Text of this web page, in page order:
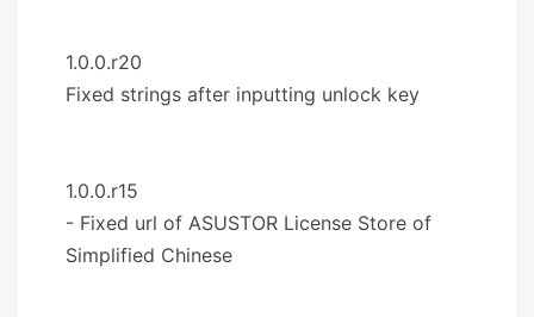
1.0.0.r20
Fixed strings after inputting unlock key
1.0.0.r15
- Fixed url of ASUSTOR License Store of
Simplified Chinese